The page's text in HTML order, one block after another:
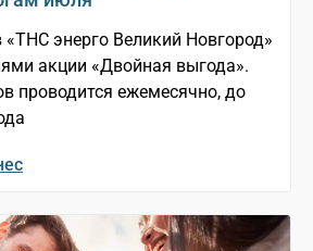
«ТНС энерго Великий Новгород»
акции «Двойная выгода».
проводится ежемесячно, до